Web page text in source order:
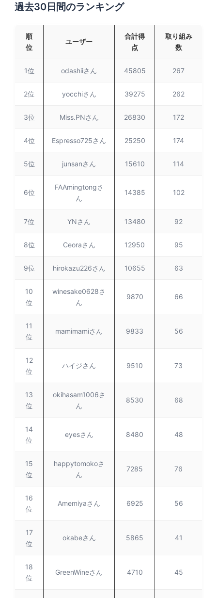
過去30日間のランキング
順
位
ユーザー
合計得
点
取り組み
数
1位 odashiiさん 45805 267
2位 yocchiさん 39275 262
3位 Miss.PNさん 26830 172
4位 Espresso725さん 25250 174
5位 junsanさん 15610 114
6位
FAAmingtongさ
ん
14385 102
7位 YNさん 13480 92
8位 Ceoraさん 12950 95
9位 hirokazu226さん 10655 63
10
位
winesake0628さ
ん
9870 66
11
位
mamimamiさん 9833 56
12
位
ハイジさん 9510 73
13
位
okihasam1006さ
ん
8530 68
14
位
eyesさん 8480 48
15
位
happytomokoさ
ん
7285 76
16
位
Amemiyaさん 6925 56
17
位
okabeさん 5865 41
18
位
GreenWineさん 4710 45